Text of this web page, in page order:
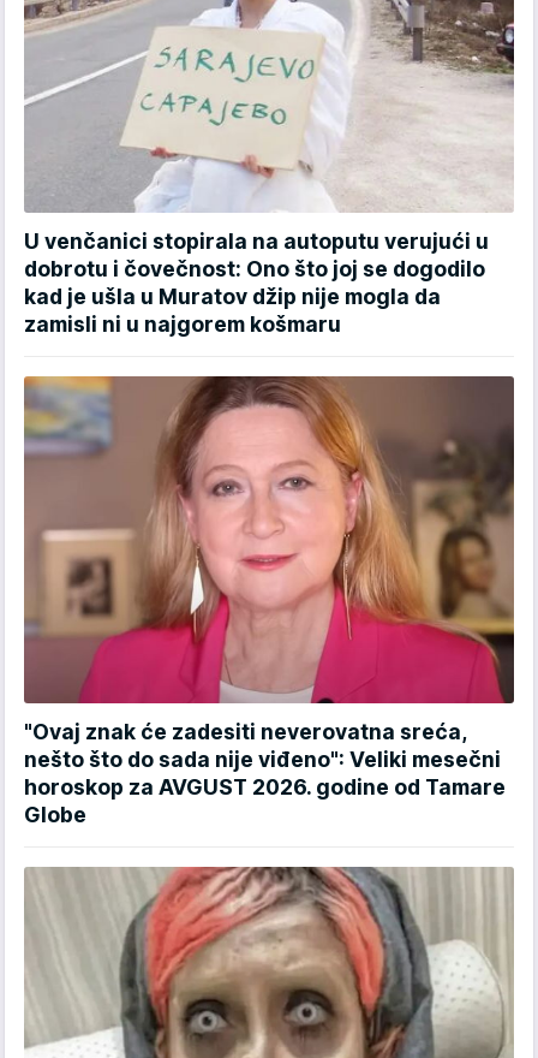
U venčanici stopirala na autoputu verujući u
dobrotu i čovečnost: Ono što joj se dogodilo
kad je ušla u Muratov džip nije mogla da
zamisli ni u najgorem košmaru
"Ovaj znak će zadesiti neverovatna sreća,
nešto što do sada nije viđeno": Veliki mesečni
horoskop za AVGUST 2026. godine od Tamare
Globe